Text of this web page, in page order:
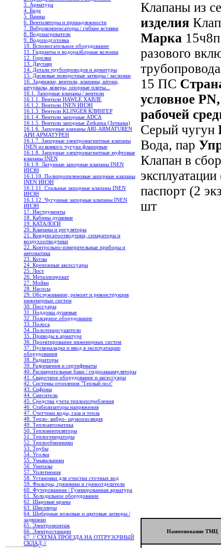
3. Арматура
4. Биде
5. Ванны
6. Вентиляторы и принадлежности
7. Виброкомпенсаторы / гибкие вставки
8. Водонагреватели
9. Водоподготовка
10. Вспомогательное оборудование
11. Гидранты и водоразборные колонки
12. Горелки
13. Двутавр
14. Детали трубопроводов и арматуры
15. Дисковые поворотные затворы / заслонки
16. Задвижки, вентили, клапаны, штоки,
штурвалы, коверы, опорные плиты...
16.1. Запорные клапаны / вентили
16.1.1. Вентили HAWLE ХАВЛЕ
16.1.2. Вентили INEN ИНЭН
16.1.3. Вентили KLINGER КЛИНГЕР
16.1.4. Вентили запорные ADCA
16.1.5. Вентили запорные Zetkama (Зеткама)
16.1.6. Запорные клапаны ARI-ARMATUREN
АРИ АРМАТУРЕН
16.1.7. Запорные электромагнитные клапаны
INEN из ковкого чугуна фланцевые
16.1.8. Запорные электромагнитные муфтовые
клапаны INEN
16.1.9. Латунные запорные клапаны INEN
ИНЭН
16.1.10. Полипропиленовые запорные клапаны
INEN ИНЭН
16.1.11. Стальные запорные клапаны INEN
ИНЭН
16.1.12. Чугунные запорные клапаны INEN
ИНЭН
17. Инструменты
18. Кабины душевые
19. КАТАЛОГИ
20. Клапаны и регуляторы
21. Конденсатоотводчики, сепараторы и
воздухоотводчики
22. Контрольно-измерительные приборы и
автоматика
23. Котлы
24. Крепежные аксессуары
25. Лист
26. Металлопрокат
27. Мойки
28. Насосы
29. Обслуживание, ремонт и реконструкция
инженерных систем
30. Писсуары
31. Поддоны душевые
32. Пожарное оборудование
33. Полоса
34. Полотенцесушители
35. Приводы к арматуре
36. Проектирование инженерных систем
37. Пусконаладка и ввод в эксплуатацию
оборудования
38. Радиаторы
39. Разрешения и сертификаты
40. Расширительные баки / гидроаккамуляторы
41. Сварочное оборудование и аксессуары
42. Системы отопления "Теплый пол"
43. Сифоны
44. Смесители
45. Средства учета теплопотребления
46. Стабилизаторы напряжения
47. Счетчики воды, газа и тепла
48. Тепло- вибро- шумоизоляция
49. Теплоавтоматика
50. Тепловентиляторы
51. Теплогенераторы
52. Теплообменники
53. Трубы
54. Уголки
55. Умывальники
56. Унитазы
57. Уплотнения
58. Установки для очистки сточных вод
59. Фильтры, грязевики и грязеотделители
60. Футерованная / Гуммированная арматура
61. Холодильное oборудование
62. Шаровые краны
63. Швеллеры
64. Шиберные ножевые и щитовые затворы /
задвижки
65. Электромонтаж
66. Электростанции
67. // СХЕМА ПРОЕЗДА НА ОТГРУЗОЧНЫЙ
СКЛАД //
Клапаны из
изделия
Марка
разового
15 ПС
условное
рабочей
Серый чугун
Вода, пар
Клапан в
паспорт (2
шт
Наименование ТМЦ